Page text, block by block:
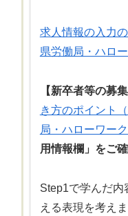
求人情報の入力
県労働局・ハロー
【新卒者等の募集
き方のポイント
局・ハローワーク
用情報欄」をご
Step1で学んだ内
える表現を考えま